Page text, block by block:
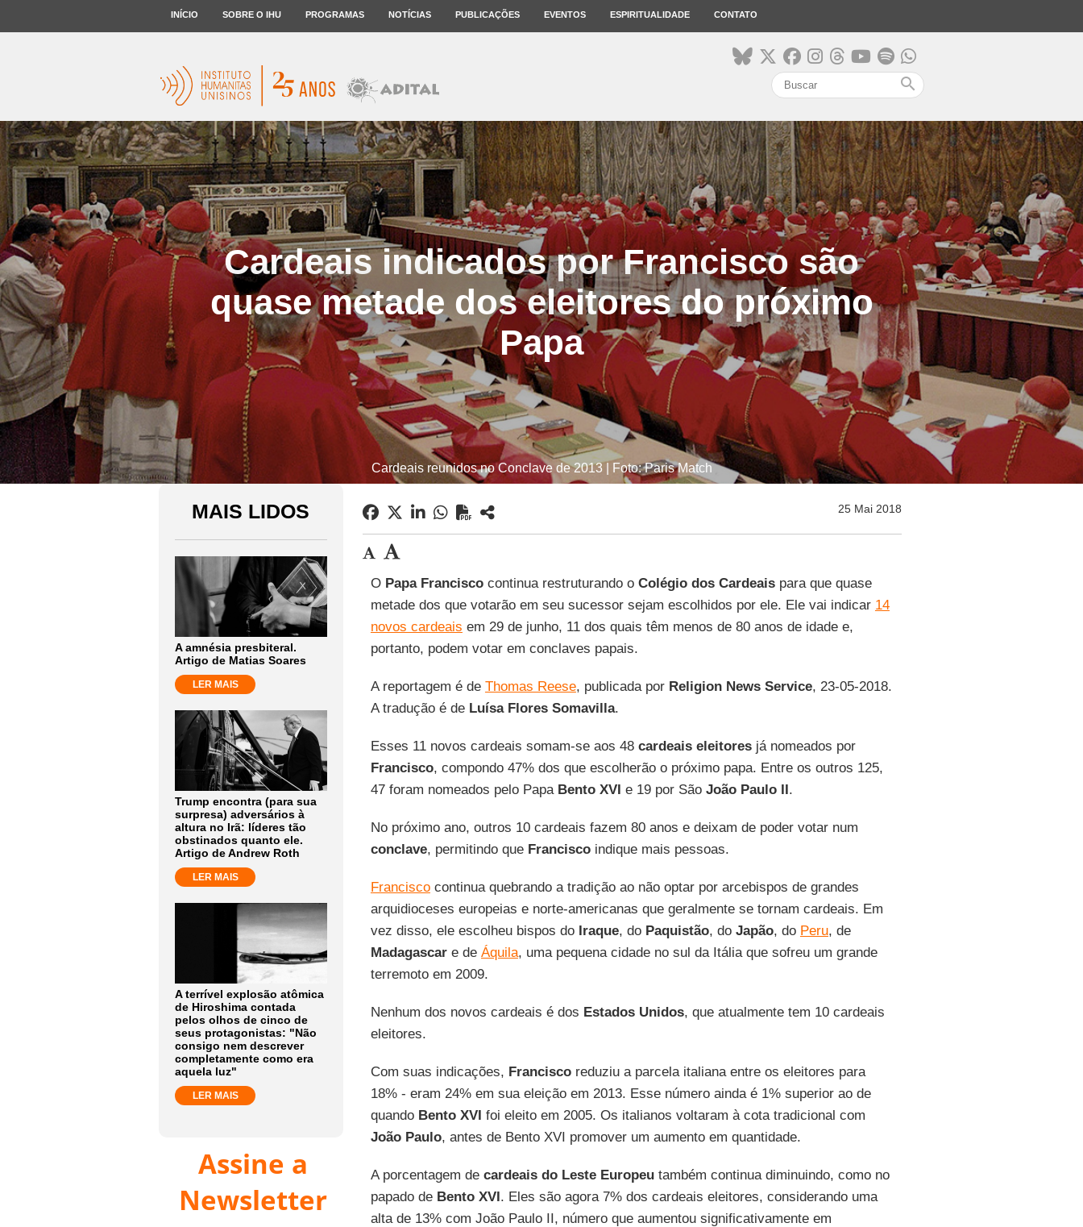
INÍCIO SOBRE O IHU PROGRAMAS NOTÍCIAS PUBLICAÇÕES EVENTOS ESPIRITUALIDADE CONTATO
search
Cardeais indicados por Francisco são
quase metade dos eleitores do próximo
Papa
Cardeais reunidos no Conclave de 2013 | Foto: Paris Match
MAIS LIDOS
A amnésia presbiteral.
Artigo de Matias Soares
LER MAIS
Trump encontra (para sua
surpresa) adversários à
altura no Irã: líderes tão
obstinados quanto ele.
Artigo de Andrew Roth
LER MAIS
A terrível explosão atômica
de Hiroshima contada
pelos olhos de cinco de
seus protagonistas: "Não
consigo nem descrever
completamente como era
aquela luz"
LER MAIS
Assine a
Newsletter
25 Mai 2018
OPapa Franciscocontinua restruturando oColégio dos Cardeaispara que quase
metade dos que votarão em seu sucessor sejam escolhidos por ele. Ele vai indicar 14
novos cardeais em 29 de junho, 11 dos quais têm menos de 80 anos de idade e,
portanto, podem votar em conclaves papais.
A reportagem é de Thomas Reese, publicada por Religion News Service, 23-05-2018.
A tradução é de Luísa Flores Somavilla.
Esses 11 novos cardeais somam-se aos 48 cardeais eleitoresjá nomeados por
Francisco, compondo 47% dos que escolherão o próximo papa. Entre os outros 125,
47 foram nomeados pelo Papa Bento XVI e 19 por São João Paulo II.
No próximo ano, outros 10 cardeais fazem 80 anos e deixam de poder votar num
conclave, permitindo que Franciscoindique mais pessoas.
Franciscocontinua quebrando a tradição ao não optar por arcebispos de grandes
arquidioceses europeias e norte-americanas que geralmente se tornam cardeais. Em
vez disso, ele escolheu bispos do Iraque, do Paquistão, do Japão, do Peru, de
Madagascare de Áquila, uma pequena cidade no sul da Itália que sofreu um grande
terremoto em 2009.
Nenhum dos novos cardeais é dos Estados Unidos, que atualmente tem 10 cardeais
eleitores.
Com suas indicações, Franciscoreduziu a parcela italiana entre os eleitores para
18% - eram 24% em sua eleição em 2013. Esse número ainda é 1% superior ao de
quando Bento XVI foi eleito em 2005. Os italianos voltaram à cota tradicional com
João Paulo, antes de Bento XVI promover um aumento em quantidade.
A porcentagem de cardeais do Leste Europeutambém continua diminuindo, como no
papado de Bento XVI. Eles são agora 7% dos cardeais eleitores, considerando uma
alta de 13% com João Paulo II, número que aumentou significativamente em